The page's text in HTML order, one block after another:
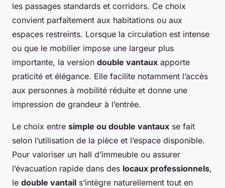
les passages standards et corridors. Ce choix
convient parfaitement aux habitations ou aux
espaces restreints. Lorsque la circulation est intense
ou que le mobilier impose une largeur plus
importante, la version double vantaux apporte
praticité et élégance. Elle facilite notamment l’accès
aux personnes à mobilité réduite et donne une
impression de grandeur à l’entrée.
Le choix entre simple ou double vantaux se fait
selon l’utilisation de la pièce et l’espace disponible.
Pour valoriser un hall d’immeuble ou assurer
l’évacuation rapide dans des locaux professionnels,
le double vantail s’intègre naturellement tout en